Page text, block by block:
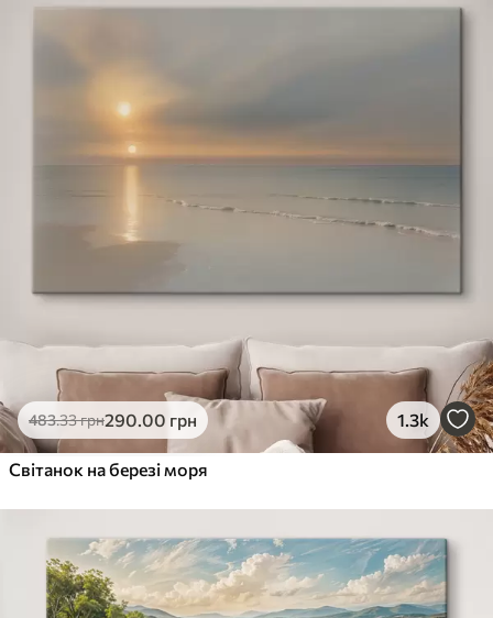
483.33грн290.00 грн 1.3k
Світанок на березі моря